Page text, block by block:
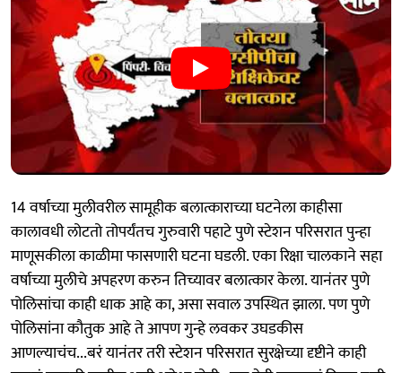
14 वर्षाच्या मुलीवरील सामूहीक बलात्काराच्या घटनेला काहीसा
कालावधी लोटतो तोपर्यंतच गुरुवारी पहाटे पुणे स्टेशन परिसरात पुन्हा
माणूसकीला काळीमा फासणारी घटना घडली. एका रिक्षा चालकाने सहा
वर्षाच्या मुलीचे अपहरण करुन तिच्यावर बलात्कार केला. यानंतर पुणे
पोलिसांचा काही धाक आहे का, असा सवाल उपस्थित झाला. पण पुणे
पोलिसांना कौतुक आहे ते आपण गुन्हे लवकर उघडकीस
आणल्याचंच...बरं यानंतर तरी स्टेशन परिसरात सुरक्षेच्या दृष्टीने काही